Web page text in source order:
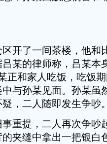
开了一间茶楼，他和
某的律师称，吕某本
正和家人吃饭，吃饭
与孙某见面。孙某虽
，二人随即发生争吵
重提，二人再次争吵
夹缝中拿出一把银白